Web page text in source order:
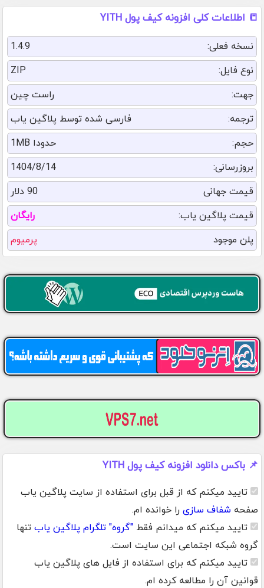
📒 اطلاعات کلی افزونه کیف پول YITH
نسخه فعلی:
1.4.9
نوع فایل:
ZIP
جهت:
راست چین
ترجمه:
فارسی شده توسط پلاگین یاب
حجم:
حدودا 1MB
بروزرسانی:
1404/8/14
قیمت جهانی
90 دلار
قیمت پلاگین یاب:
رایگان
پلن موجود
پرمیوم
📌 باکس دانلود افزونه کیف پول YITH
تایید میکنم که از قبل برای استفاده از سایت پلاگین یاب
صفحه شفاف سازی را خوانده ام.
تایید میکنم که میدانم فقط "گروه" تلگرام پلاگین یاب تنها
گروه شبکه اجتماعی این سایت است.
تایید میکنم که برای استفاده از فایل های پلاگین یاب
قوانین آن را مطالعه کرده ام.